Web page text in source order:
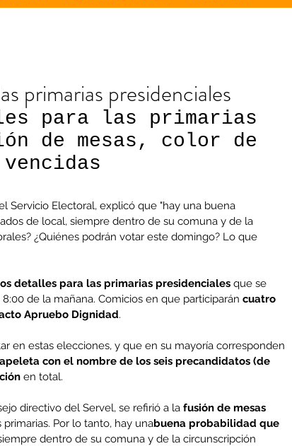
primarias presidenciales
para las primarias
de mesas, color de
Servicio Electoral, explicó que "hay una buena
de local, siempre dentro de su comuna y de la
¿Quiénes podrán votar este domingo? Lo que
detalles para las primarias presidenciales que se
de la mañana. Comicios en que participarán cuatro
Apruebo Dignidad.
en estas elecciones, y que en su mayoría corresponden
con el nombre de los seis precandidatos (de
en total.
directivo del Servel, se refirió a la fusión de mesas
Por lo tanto, hay unabuena probabilidad que
dentro de su comuna y de la circunscripción